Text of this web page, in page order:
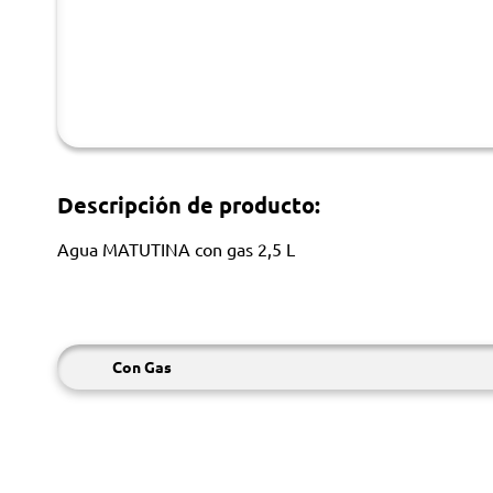
Descripción de producto:
Agua MATUTINA con gas 2,5 L
Con Gas